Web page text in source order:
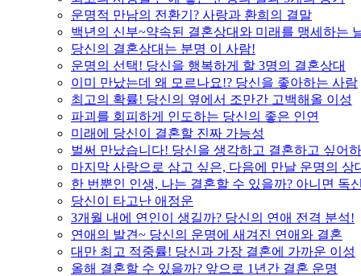
운명적 만남의 전환기? 사랑과 환희의 결말
백년의 신부~약속된 결혼상대와 미래를 맹세하는
당신의 결혼상대는 분명 이 사람!
운명의 선택! 당신을 행복하게 할 3명의 결혼상대
이미 만났는데 왜 모르나요!? 당신을 좋아하는 사람
최고의 확률! 당신의 옆에서 조만간 고백해올 이성
파괴를 회피하게 인도하는 당신의 좋은 인연
미래에 당신이 결혼할 진짜 가능성
벌써 만났습니다! 당신을 생각하고 결혼하고 싶어
마지막 사랑으로 삼고 싶은, 다음에 만날 운명의 상
한 번뿐인 인생, 나는 결혼할 수 있을까? 아니면 독
당신이 타고난 애정운
3개월 내에 연인이 생길까? 당신의 연애 전격 분석!
연애의 발견~ 당신의 운명에 새겨진 연애와 결혼
대만 최고 적중률! 당신과 가장 결혼에 가까운 이성
올해 결혼할 수 있을까? 앞으로 1년간 결혼 운명